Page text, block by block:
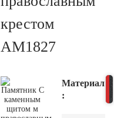
крестом
AM1827
Материал
: